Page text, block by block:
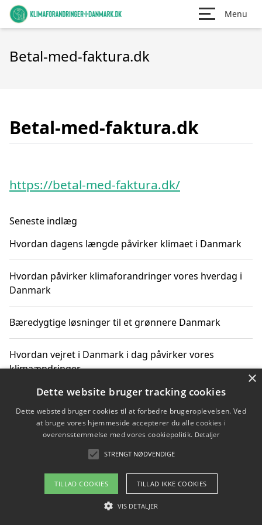
Menu
Betal-med-faktura.dk
Betal-med-faktura.dk
https://betal-med-faktura.dk/
Seneste indlæg
Hvordan dagens længde påvirker klimaet i Danmark
Hvordan påvirker klimaforandringer vores hverdag i
Danmark
Bæredygtige løsninger til et grønnere Danmark
Hvordan vejret i Danmark i dag påvirker vores
klimaændringer
Hvordan klimaændringer påvirker danske unges
gaveønsker
Om / kontakt
Blog Betingelser
×
Dette website bruger tracking cookies
Dette websted bruger cookies til at forbedre brugeroplevelsen. Ved
at bruge vores hjemmeside accepterer du alle cookies i
overensstemmelse med vores cookiepolitik. Detaljer
STRENGT NØDVENDIGE
TILLAD COOKIES TILLAD IKKE COOKIES
VIS DETALJER